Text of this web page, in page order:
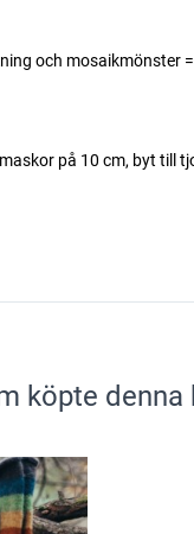
och mosaikmönster
på 10 cm, byt till
köpte